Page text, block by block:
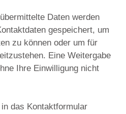
Daten werden
gespeichert, um
zu können oder um für
Eine Weitergabe
Ihre Einwilligung nicht
das Kontaktformular